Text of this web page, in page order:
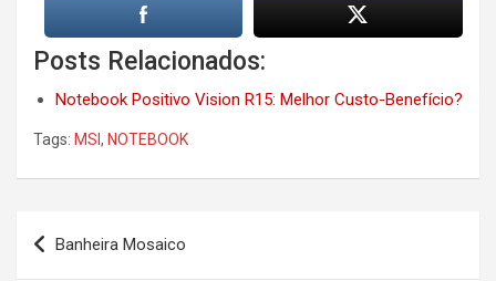
Posts Relacionados:
Notebook Positivo Vision R15: Melhor Custo-Benefício?
Tags: MSI , NOTEBOOK
Post
navigation
Banheira Mosaico